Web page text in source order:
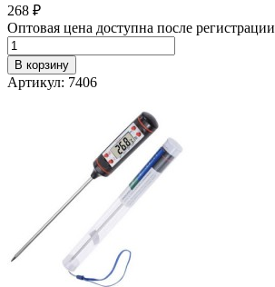
268 ₽
Оптовая цена доступна после регистрации
В корзину
Артикул: 7406